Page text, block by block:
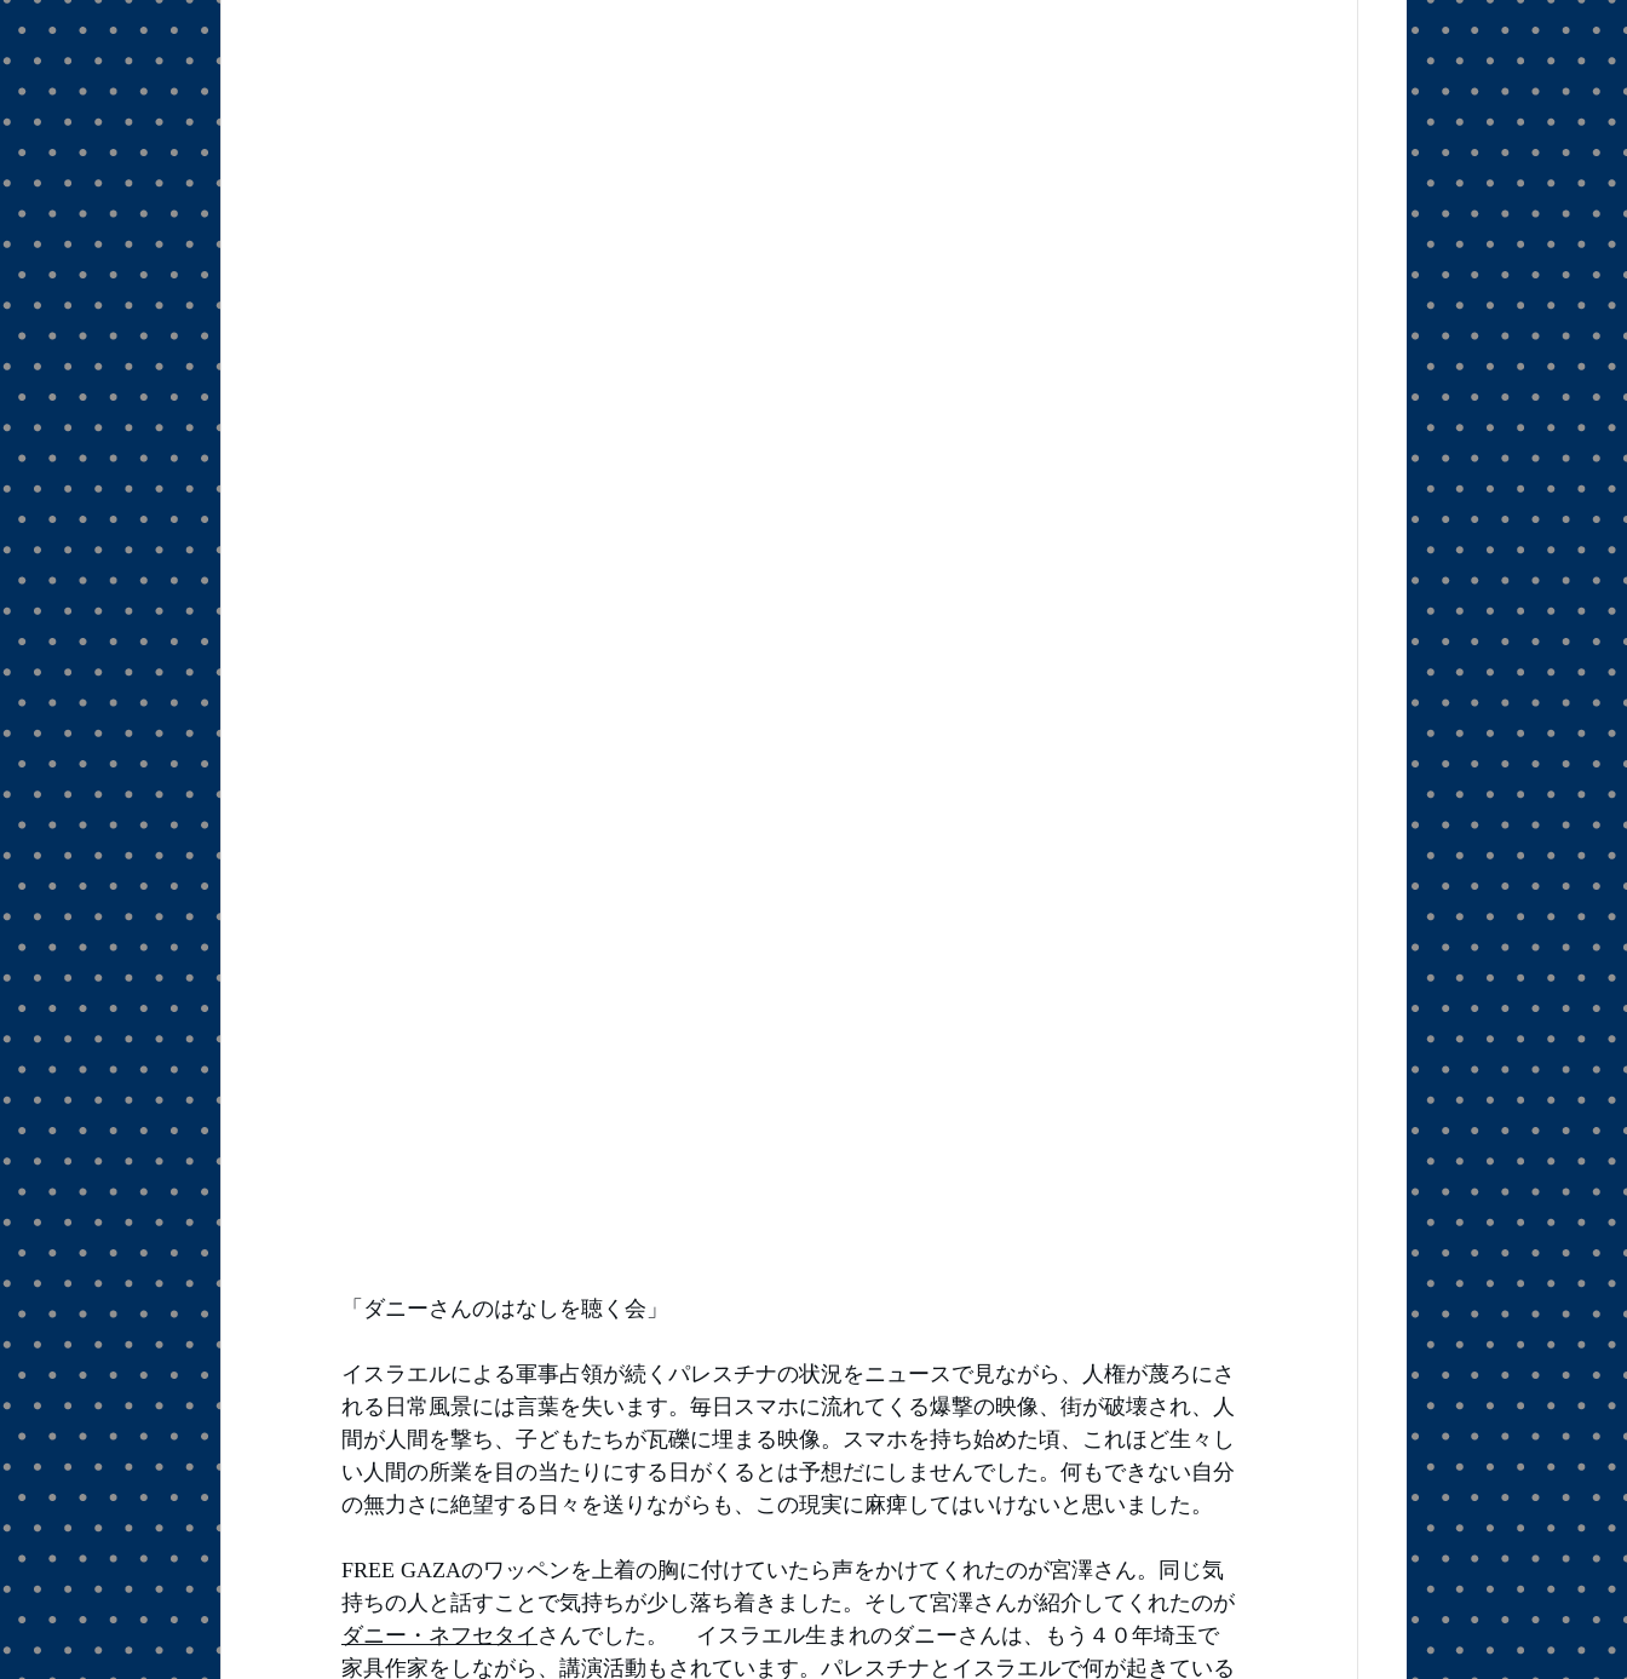
「ダニーさんのはなしを聴く会」
イスラエルによる軍事占領が続くパレスチナの状況をニュースで見ながら、人権が蔑ろにさ
れる日常風景には言葉を失います。毎日スマホに流れてくる爆撃の映像、街が破壊され、人
間が人間を撃ち、子どもたちが瓦礫に埋まる映像。スマホを持ち始めた頃、これほど生々し
い人間の所業を目の当たりにする日がくるとは予想だにしませんでした。何もできない自分
の無力さに絶望する日々を送りながらも、この現実に麻痺してはいけないと思いました。
FREE GAZAのワッペンを上着の胸に付けていたら声をかけてくれたのが宮澤さん。同じ気
持ちの人と話すことで気持ちが少し落ち着きました。そして宮澤さんが紹介してくれたのが
ダニー・ネフセタイ さんでした。 　イスラエル生まれのダニーさんは、もう４０年埼玉で
家具作家をしながら、講演活動もされています。パレスチナとイスラエルで何が起きている